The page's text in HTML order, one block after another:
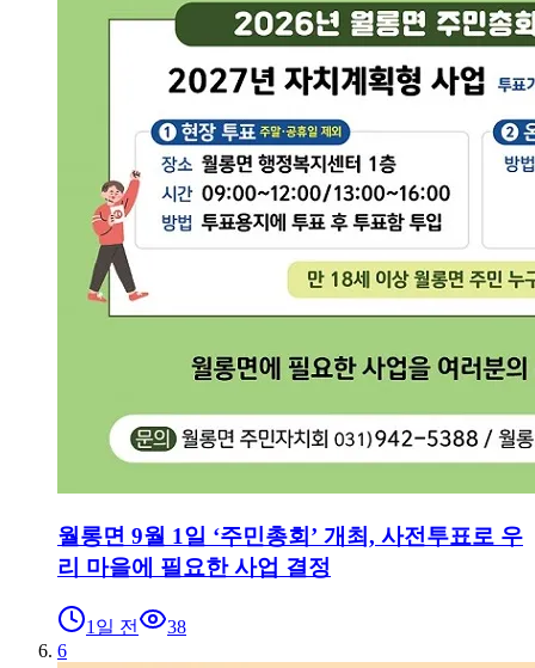
월롱면 9월 1일 ‘주민총회’ 개최, 사전투표로 우
리 마을에 필요한 사업 결정
1일 전
38
6